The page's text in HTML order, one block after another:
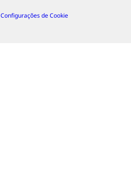
Configurações de Cookie